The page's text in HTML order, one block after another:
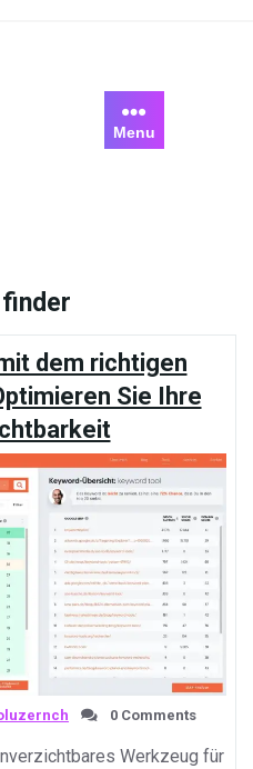
Menu
dem richtigen
Sie Ihre
0 Comments
Werkzeug für